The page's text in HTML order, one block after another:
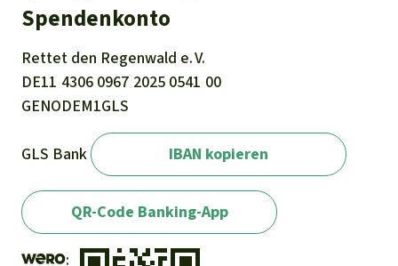
Spendenkonto
Rettet den Regenwald e. V.
DE11 4306 0967 2025 0541 00
GENODEM1GLS
GLS Bank IBAN kopieren
QR-Code Banking-App